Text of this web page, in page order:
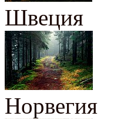
Швеция
Норвегия